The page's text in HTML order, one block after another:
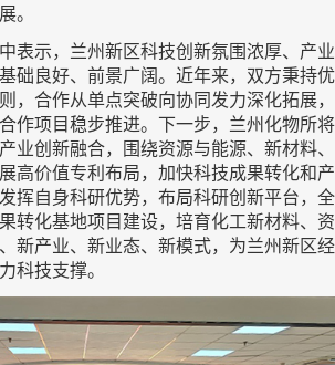
。
表示，兰州新区科技创新氛围浓厚、产业
础良好、前景广阔。近年来，双方秉持优
，合作从单点突破向协同发力深化拓展，
作项目稳步推进。下一步，兰州化物所将
业创新融合，围绕资源与能源、新材料、
高价值专利布局，加快科技成果转化和产
挥自身科研优势，布局科研创新平台，全
转化基地项目建设，培育化工新材料、资
新产业、新业态、新模式，为兰州新区经
科技支撑。